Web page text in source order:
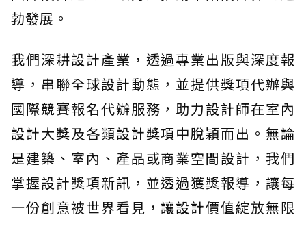
勃發展。
我們深耕設計產業，透過專業出版與深度報
導，串聯全球設計動態，並提供獎項代辦與
國際競賽報名代辦服務，助力設計師在室內
設計大獎及各類設計獎項中脫穎而出。無論
是建築、室內、產品或商業空間設計，我們
掌握設計獎項新訊，並透過獲獎報導，讓每
一份創意被世界看見，讓設計價值綻放無限